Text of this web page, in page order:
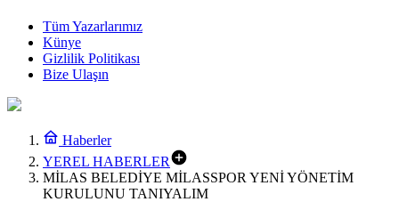
Tüm Yazarlarımız
Künye
Gizlilik Politikası
Bize Ulaşın
Haberler
YEREL HABERLER
MİLAS BELEDİYE MİLASSPOR YENİ YÖNETİM
KURULUNU TANIYALIM